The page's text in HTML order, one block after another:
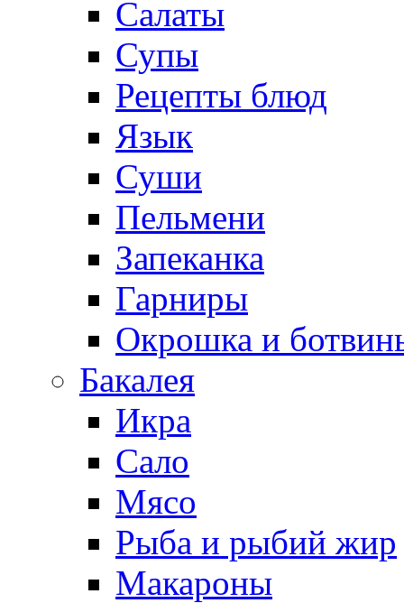
Салаты
Супы
Рецепты блюд
Язык
Суши
Пельмени
Запеканка
Гарниры
Окрошка и
Бакалея
Икра
Сало
Мясо
Рыба и рыбий жир
Макароны